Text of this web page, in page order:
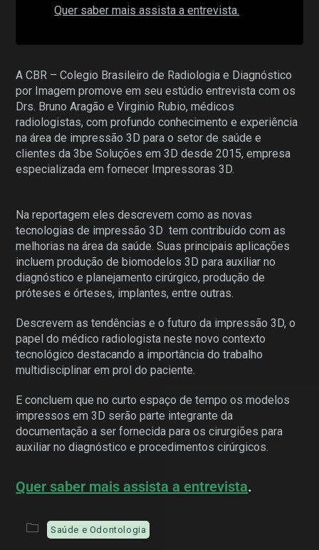
Quer saber mais assista a entrevista.
A CBR – Colegio Brasileiro de Radiologia e Diagnóstico
por Imagem promove em seu estúdio entrevista com os
Drs. Bruno Aragão e Virginio Rubio, médicos
radiologistas, com profundo conhecimento e experiência
na área de impressão 3D para o setor de saúde e
clientes da 3be Soluções em 3D desde 2015, empresa
especializada em fornecer Impressoras 3D.
Na reportagem eles descrevem como as novas
tecnologias de impressão 3D tem contribuído com as
melhorias na área da saúde. Suas principais aplicações
incluem produção de biomodelos 3D para auxiliar no
diagnóstico e planejamento cirúrgico, produção de
próteses e órteses, implantes, entre outras.
Descrevem as tendências e o futuro da impressão 3D, o
papel do médico radiologista neste novo contexto
tecnológico destacando a importância do trabalho
multidisciplinar em prol do paciente.
E concluem que no curto espaço de tempo os modelos
impressos em 3D serão parte integrante da
documentação a ser fornecida para os cirurgiões para
auxiliar no diagnóstico e procedimentos cirúrgicos.
Quer saber mais assista a entrevista.
Saúde e Odontologia